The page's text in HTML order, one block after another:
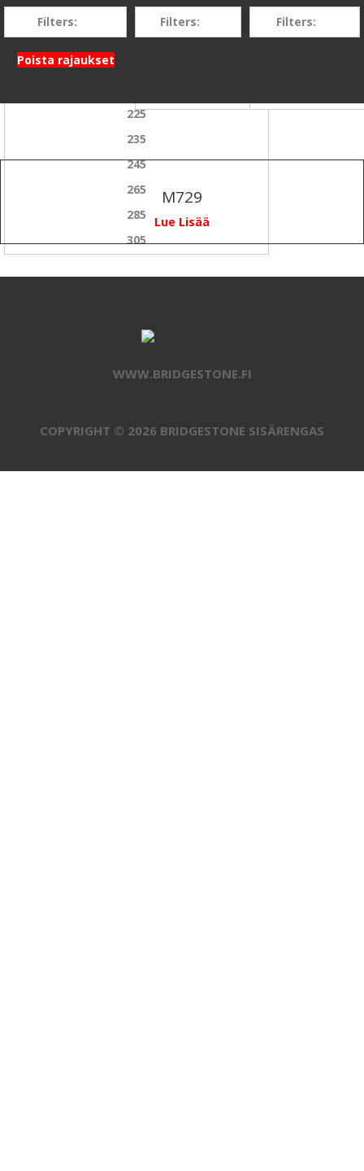
Filters:
225
235
245
265
285
305
Filters: Filters:
Poista rajaukset
M729
Lue Lisää
WWW.BRIDGESTONE.FI
COPYRIGHT © 2026 BRIDGESTONE SISÄRENGAS